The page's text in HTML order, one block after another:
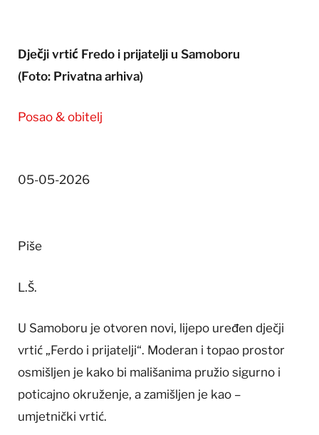
Dječji vrtić Fredo i prijatelji u Samoboru
(Foto: Privatna arhiva)
Posao & obitelj
05-05-2026
Piše
L.Š.
U Samoboru je otvoren novi, lijepo uređen dječji
vrtić „Ferdo i prijatelji“. Moderan i topao prostor
osmišljen je kako bi mališanima pružio sigurno i
poticajno okruženje, a zamišljen je kao –
umjetnički vrtić.